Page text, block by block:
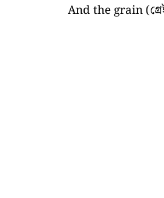
And the grain